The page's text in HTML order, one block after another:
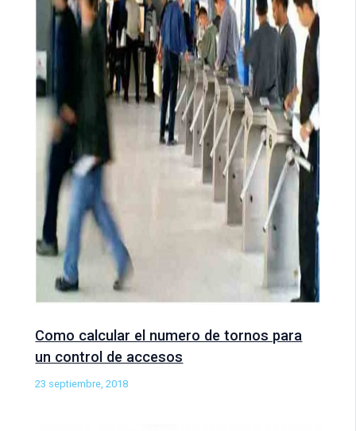
Como calcular el numero de tornos para
un control de accesos
23 septiembre, 2018